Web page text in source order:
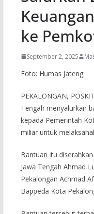
ke
September 2, 2025
Foto: Humas Jateng
PEKALONGAN,
Tengah menyalurkan
kepada Pemerintah
miliar untuk
Bantuan itu
Jawa Tengah Ahmad
Pekalongan Achmad
Bappeda Kota